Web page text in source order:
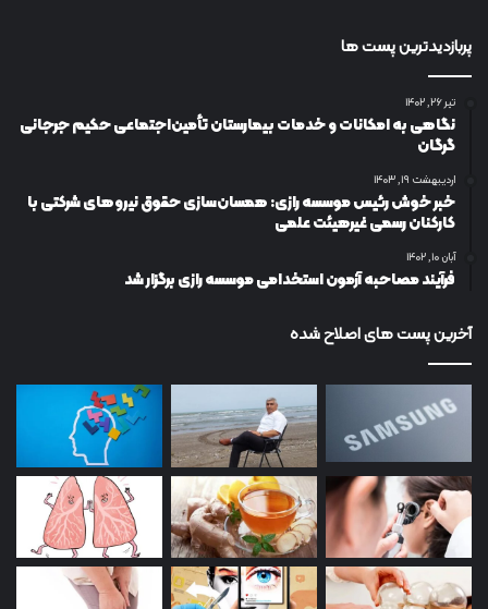
پربازدیدترین پست ها
تیر ۲۶, ۱۴۰۲
نگاهی به امکانات و خدمات بیمارستان تأمین‌اجتماعی حکیم جرجانی
گرگان
اردیبهشت ۱۹, ۱۴۰۳
خبر خوش رئیس موسسه رازی: همسان‌سازی حقوق نیروهای شرکتی با
کارکنان رسمی غیرهیئت علمی
آبان ۱۰, ۱۴۰۲
فرآیند مصاحبه آزمون استخدامی موسسه رازی برگزار شد
آخرین پست های اصلاح شده